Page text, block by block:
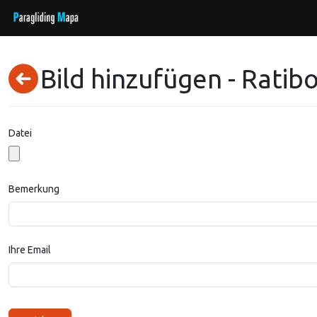
Bild hinzufügen -
Datei
Bemerkung
Ihre Email